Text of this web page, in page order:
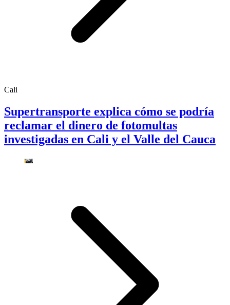
Cali
Supertransporte explica cómo se podría
reclamar el dinero de fotomultas
investigadas en Cali y el Valle del Cauca